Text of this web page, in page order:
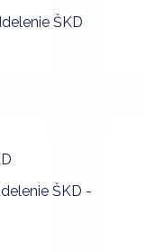
ŠKD
ŠKD -